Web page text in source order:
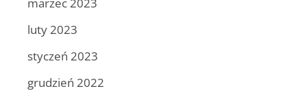
luty 2023
styczeń 2023
grudzień 2022